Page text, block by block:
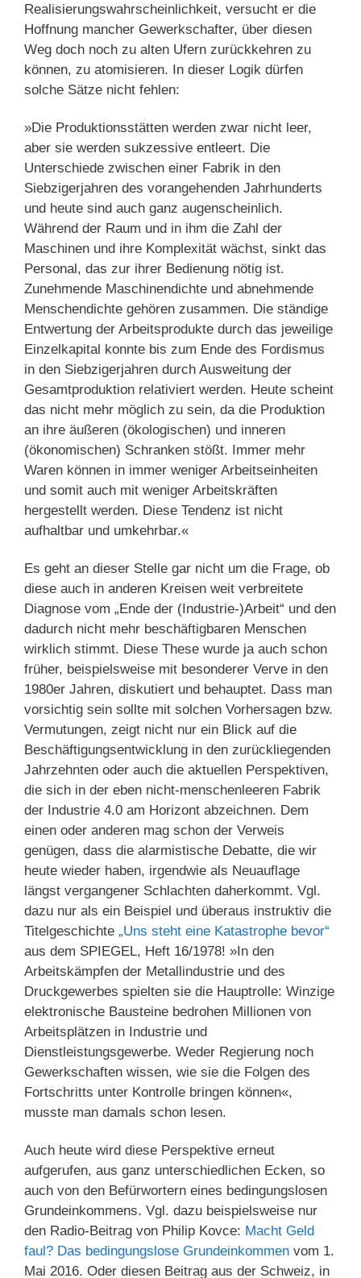
Realisierungswahrscheinlichkeit, versucht er die
Hoffnung mancher Gewerkschafter, über diesen
Weg doch noch zu alten Ufern zurückkehren zu
können, zu atomisieren. In dieser Logik dürfen
solche Sätze nicht fehlen:
»Die Produktionsstätten werden zwar nicht leer,
aber sie werden sukzessive entleert. Die
Unterschiede zwischen einer Fabrik in den
Siebzigerjahren des vorangehenden Jahrhunderts
und heute sind auch ganz augenscheinlich.
Während der Raum und in ihm die Zahl der
Maschinen und ihre Komplexität wächst, sinkt das
Personal, das zur ihrer Bedienung nötig ist.
Zunehmende Maschinendichte und abnehmende
Menschendichte gehören zusammen. Die ständige
Entwertung der Arbeitsprodukte durch das jeweilige
Einzelkapital konnte bis zum Ende des Fordismus
in den Siebzigerjahren durch Ausweitung der
Gesamtproduktion relativiert werden. Heute scheint
das nicht mehr möglich zu sein, da die Produktion
an ihre äußeren (ökologischen) und inneren
(ökonomischen) Schranken stößt. Immer mehr
Waren können in immer weniger Arbeitseinheiten
und somit auch mit weniger Arbeitskräften
hergestellt werden. Diese Tendenz ist nicht
aufhaltbar und umkehrbar.«
Es geht an dieser Stelle gar nicht um die Frage, ob
diese auch in anderen Kreisen weit verbreitete
Diagnose vom „Ende der (Industrie-)Arbeit“ und den
dadurch nicht mehr beschäftigbaren Menschen
wirklich stimmt. Diese These wurde ja auch schon
früher, beispielsweise mit besonderer Verve in den
1980er Jahren, diskutiert und behauptet. Dass man
vorsichtig sein sollte mit solchen Vorhersagen bzw.
Vermutungen, zeigt nicht nur ein Blick auf die
Beschäftigungsentwicklung in den zurückliegenden
Jahrzehnten oder auch die aktuellen Perspektiven,
die sich in der eben nicht-menschenleeren Fabrik
der Industrie 4.0 am Horizont abzeichnen. Dem
einen oder anderen mag schon der Verweis
genügen, dass die alarmistische Debatte, die wir
heute wieder haben, irgendwie als Neuauflage
längst vergangener Schlachten daherkommt. Vgl.
dazu nur als ein Beispiel und überaus instruktiv die
Titelgeschichte „Uns steht eine Katastrophe bevor“
aus dem SPIEGEL, Heft 16/1978! »In den
Arbeitskämpfen der Metallindustrie und des
Druckgewerbes spielten sie die Hauptrolle: Winzige
elektronische Bausteine bedrohen Millionen von
Arbeitsplätzen in Industrie und
Dienstleistungsgewerbe. Weder Regierung noch
Gewerkschaften wissen, wie sie die Folgen des
Fortschritts unter Kontrolle bringen können«,
musste man damals schon lesen.
Auch heute wird diese Perspektive erneut
aufgerufen, aus ganz unterschiedlichen Ecken, so
auch von den Befürwortern eines bedingungslosen
Grundeinkommens. Vgl. dazu beispielsweise nur
den Radio-Beitrag von Philip Kovce: Macht Geld
faul? Das bedingungslose Grundeinkommen vom 1.
Mai 2016. Oder diesen Beitrag aus der Schweiz, in